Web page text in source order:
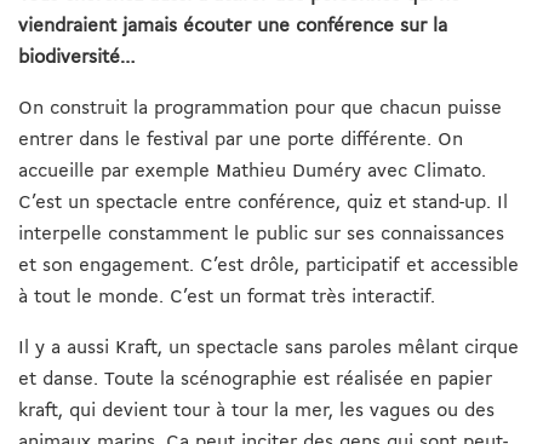
viendraient jamais écouter une conférence sur la
biodiversité…
On construit la programmation pour que chacun puisse
entrer dans le festival par une porte différente. On
accueille par exemple Mathieu Duméry avec Climato.
C’est un spectacle entre conférence, quiz et stand-up. Il
interpelle constamment le public sur ses connaissances
et son engagement. C’est drôle, participatif et accessible
à tout le monde. C’est un format très interactif.
Il y a aussi Kraft, un spectacle sans paroles mêlant cirque
et danse. Toute la scénographie est réalisée en papier
kraft, qui devient tour à tour la mer, les vagues ou des